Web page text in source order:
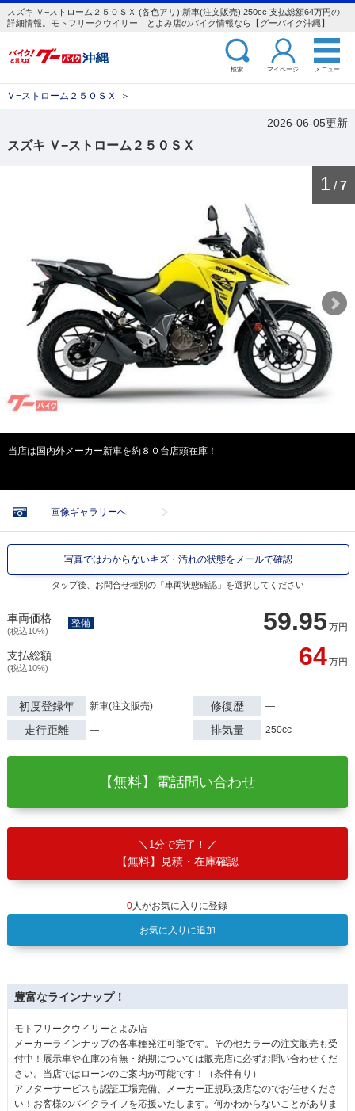
スズキ Ｖ−ストローム２５０ＳＸ (各色アリ) 新車(注文販売) 250cc 支払総額64万円の
詳細情報。モトフリークウイリー とよみ店のバイク情報なら【グーバイク沖縄】
検索 マイページ メニュー
Ｖ−ストローム２５０ＳＸ ＞
2026-06-05更新
スズキ Ｖ−ストローム２５０ＳＸ
1 / 7
当店は国内外メーカー新車を約８０台店頭在庫！
画像ギャラリーへ
写真ではわからないキズ・汚れの状態をメールで確認
タップ後、お問合せ種別の「車両状態確認」を選択してください
車両価格
(税込10%) 59.95 万円
整備
支払総額
(税込10%) 64万円
初度登録年 新車(注文販売) 修復歴 ―
走行距離 ― 排気量 250cc
【無料】電話問い合わせ
1分で完了！
【無料】見積・在庫確認
0人がお気に入りに登録
お気に入りに追加
豊富なラインナップ！
モトフリークウイリーとよみ店
メーカーラインナップの各車種発注可能です。その他カラーの注文販売も受
付中！展示車や在庫の有無・納期については販売店に必ずお問い合わせくだ
さい。当店ではローンのご案内が可能です！（条件有り）
アフターサービスも認証工場完備、メーカー正規取扱店なのでお任せくださ
い！お客様のバイクライフを応援いたします。何かわからないことがありま